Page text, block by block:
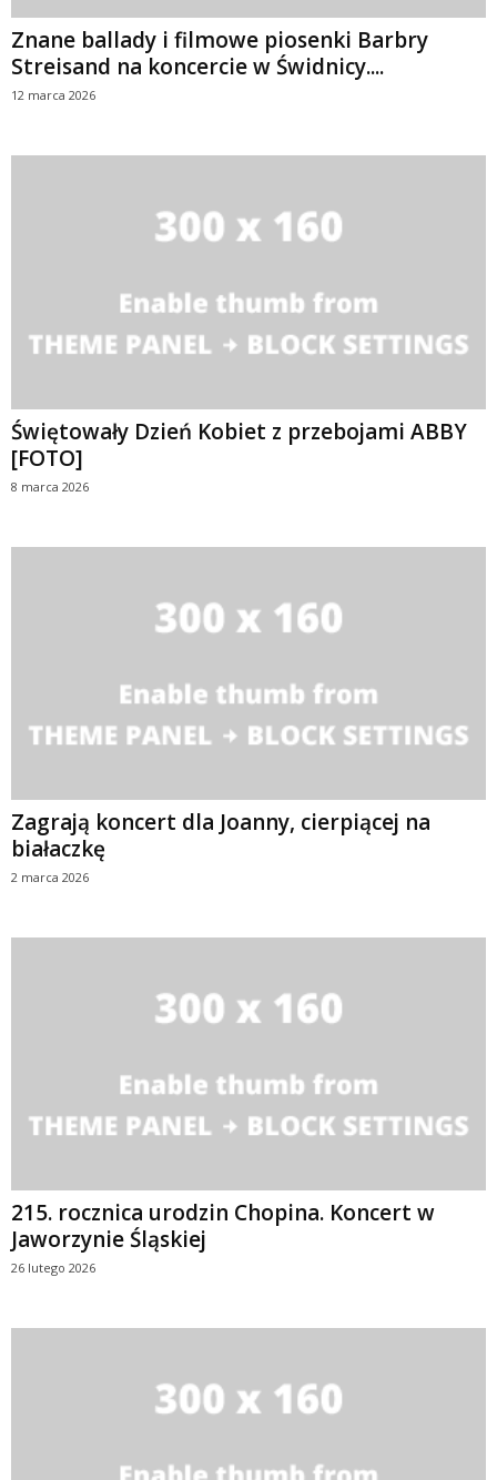
Znane ballady i filmowe piosenki Barbry
Streisand na koncercie w Świdnicy....
12 marca 2026
Świętowały Dzień Kobiet z przebojami ABBY
[FOTO]
8 marca 2026
Zagrają koncert dla Joanny, cierpiącej na
białaczkę
2 marca 2026
215. rocznica urodzin Chopina. Koncert w
Jaworzynie Śląskiej
26 lutego 2026